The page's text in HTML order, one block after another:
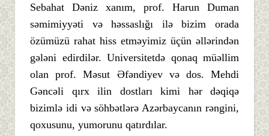
Sebahat Dəniz xanım, prof. Harun Duman
səmimiyyəti və həssaslığı ilə bizim orada
özümüzü rahat hiss etməyimiz üçün əllərindən
gələni edirdilər. Universitetdə qonaq müəllim
olan prof. Məsut Əfəndiyev və dos. Mehdi
Gəncəli qırx ilin dostları kimi hər dəqiqə
bizimlə idi və söhbətlərə Azərbaycanın rəngini,
qoxusunu, yumorunu qatırdılar.